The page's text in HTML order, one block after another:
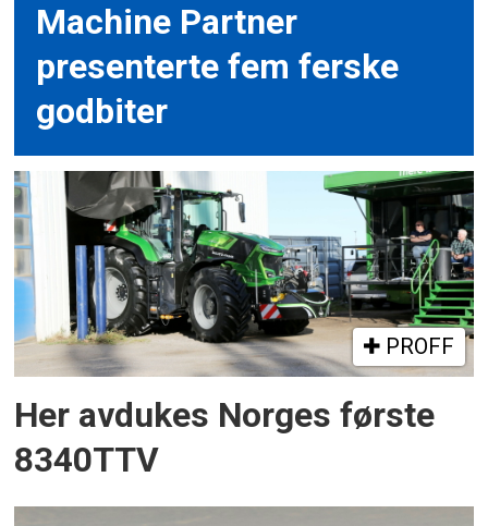
Machine Partner
presenterte fem ferske
godbiter
PROFF
Her avdukes Norges første
8340TTV